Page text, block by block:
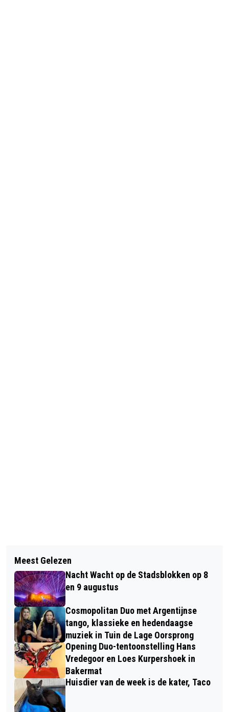
MANTELZORGCOMPLIMENT 2025
AANVRAGEN VANAF 1 APRIL
HUISDIER VAN DE WEEK: ALICE DE
FRET
Meest Gelezen
Nacht Wacht op de Stadsblokken op 8
en 9 augustus
Cosmopolitan Duo met Argentijnse
tango, klassieke en hedendaagse
muziek in Tuin de Lage Oorsprong
Opening Duo-tentoonstelling Hans
Vredegoor en Loes Kurpershoek in
Bakermat
Huisdier van de week is de kater, Taco